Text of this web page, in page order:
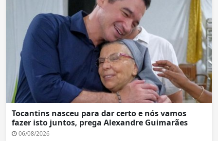
Tocantins nasceu para dar certo e nós vamos
fazer isto juntos, prega Alexandre Guimarães
06/08/2026